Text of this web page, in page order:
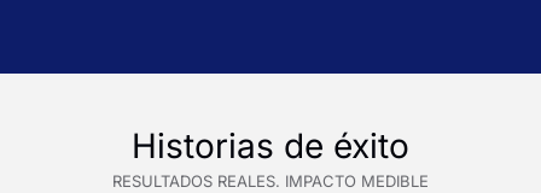
Historias de éxito
RESULTADOS REALES. IMPACTO MEDIBLE